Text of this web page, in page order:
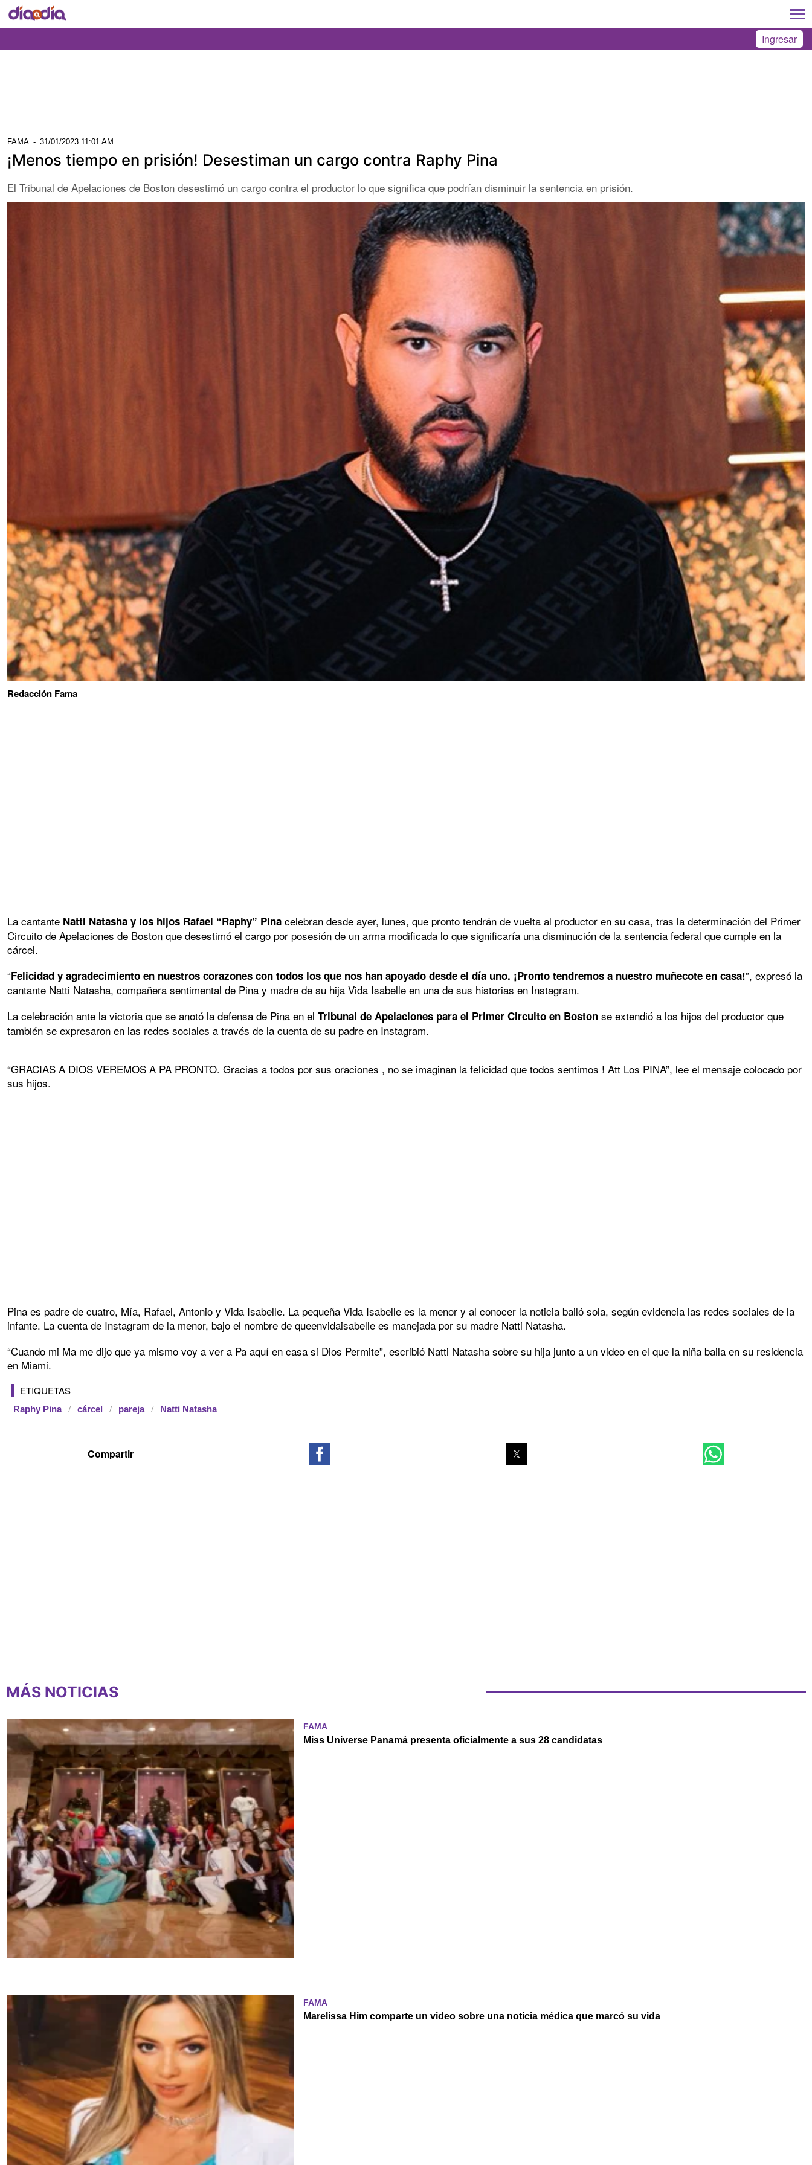
Ingresar
FAMA - 31/01/2023 11:01 AM
¡Menos tiempo en prisión! Desestiman un cargo contra Raphy Pina
El Tribunal de Apelaciones de Boston desestimó un cargo contra el productor lo que significa que podrían disminuir la sentencia en prisión.
Redacción Fama
La cantante Natti Natasha y los hijos Rafael “Raphy” Pina celebran desde ayer, lunes, que pronto tendrán de vuelta al productor en su casa, tras la determinación del Primer
Circuito de Apelaciones de Boston que desestimó el cargo por posesión de un arma modificada lo que significaría una disminución de la sentencia federal que cumple en la
cárcel.
“Felicidad y agradecimiento en nuestros corazones con todos los que nos han apoyado desde el día uno. ¡Pronto tendremos a nuestro muñecote en casa!”, expresó la
cantante Natti Natasha, compañera sentimental de Pina y madre de su hija Vida Isabelle en una de sus historias en Instagram.
La celebración ante la victoria que se anotó la defensa de Pina en el Tribunal de Apelaciones para el Primer Circuito en Boston se extendió a los hijos del productor que
también se expresaron en las redes sociales a través de la cuenta de su padre en Instagram.
“GRACIAS A DIOS VEREMOS A PA PRONTO. Gracias a todos por sus oraciones , no se imaginan la felicidad que todos sentimos ! Att Los PINA”, lee el mensaje colocado por
sus hijos.
Pina es padre de cuatro, Mía, Rafael, Antonio y Vida Isabelle. La pequeña Vida Isabelle es la menor y al conocer la noticia bailó sola, según evidencia las redes sociales de la
infante. La cuenta de Instagram de la menor, bajo el nombre de queenvidaisabelle es manejada por su madre Natti Natasha.
“Cuando mi Ma me dijo que ya mismo voy a ver a Pa aquí en casa si Dios Permite”, escribió Natti Natasha sobre su hija junto a un video en el que la niña baila en su residencia
en Miami.
ETIQUETAS
Raphy Pina cárcel pareja Natti Natasha
MÁS NOTICIAS
FAMA
Miss Universe Panamá presenta oficialmente a sus 28 candidatas
FAMA
Marelissa Him comparte un video sobre una noticia médica que marcó su vida